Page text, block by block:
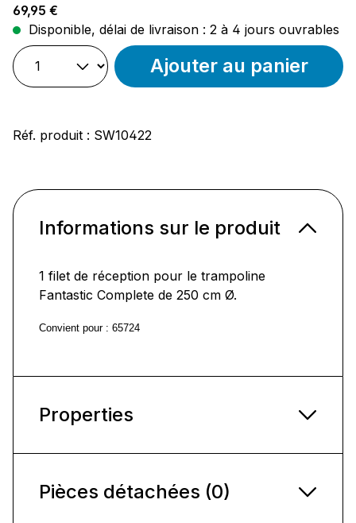
Prix régulier :
69,95 €
Disponible, délai de livraison : 2 à 4 jours ouvrables
Ajouter au panier
Réf. produit : SW10422
Informations sur le produit
1 filet de réception pour le trampoline
Fantastic Complete de 250 cm Ø.
Convient pour : 65724
Properties
Pièces détachées (0)